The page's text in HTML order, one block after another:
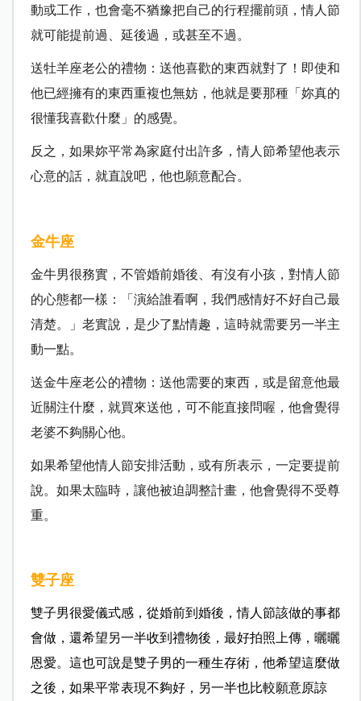
動或工作，也會毫不猶豫把自己的行程擺前頭，情人節
就可能提前過、延後過，或甚至不過。
送牡羊座老公的禮物：送他喜歡的東西就對了！即使和
他已經擁有的東西重複也無妨，他就是要那種「妳真的
很懂我喜歡什麼」的感覺。
反之，如果妳平常為家庭付出許多，情人節希望他表示
心意的話，就直說吧，他也願意配合。
金牛座
金牛男很務實，不管婚前婚後、有沒有小孩，對情人節
的心態都一樣：「演給誰看啊，我們感情好不好自己最
清楚。」老實說，是少了點情趣，這時就需要另一半主
動一點。
送金牛座老公的禮物：送他需要的東西，或是留意他最
近關注什麼，就買來送他，可不能直接問喔，他會覺得
老婆不夠關心他。
如果希望他情人節安排活動，或有所表示，一定要提前
說。如果太臨時，讓他被迫調整計畫，他會覺得不受尊
重。
雙子座
雙子男很愛儀式感，從婚前到婚後，情人節該做的事都
會做，還希望另一半收到禮物後，最好拍照上傳，曬曬
恩愛。這也可說是雙子男的一種生存術，他希望這麼做
之後，如果平常表現不夠好，另一半也比較願意原諒